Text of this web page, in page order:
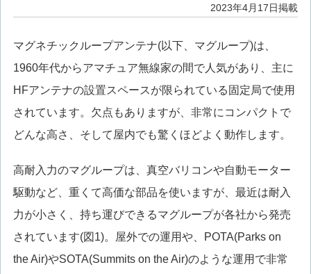
2023年4月17日掲載
マグネチックループアンテナ(以下、マグループ)は、
1960年代からアマチュア無線家の間で人気があり、主に
HFアンテナの設置スペースが限られている固定局で使用
されています。欠点もありますが、非常にコンパクトで
どんな高さ、そして屋内でも驚くほどよく動作します。
高耐入力のマグループは、真空バリコンや自動モーター
駆動など、重くて高価な部品を使いますが、最近は耐入
力が小さく、持ち運びできるマグループが各社から発売
されています(図1)。屋外での運用や、POTA(Parks on
the Air)やSOTA(Summits on the Air)のような運用で非常